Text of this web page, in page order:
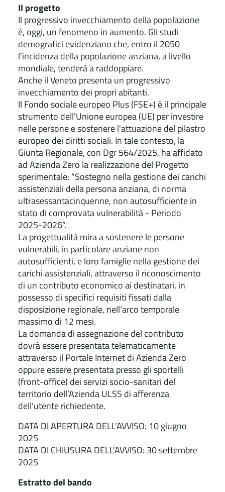
Il progetto
Il progressivo invecchiamento della popolazione
è, oggi, un fenomeno in aumento. Gli studi
demografici evidenziano che, entro il 2050
l’incidenza della popolazione anziana, a livello
mondiale, tenderà a raddoppiare.
Anche il Veneto presenta un progressivo
invecchiamento dei propri abitanti.
Il Fondo sociale europeo Plus (FSE+) è il principale
strumento dell'Unione europea (UE) per investire
nelle persone e sostenere l'attuazione del pilastro
europeo dei diritti sociali. In tale contesto, la
Giunta Regionale, con Dgr 564/2025, ha affidato
ad Azienda Zero la realizzazione del Progetto
sperimentale: “Sostegno nella gestione dei carichi
assistenziali della persona anziana, di norma
ultrasessantacinquenne, non autosufficiente in
stato di comprovata vulnerabilità - Periodo
2025-2026”.
La progettualità mira a sostenere le persone
vulnerabili, in particolare anziane non
autosufficienti, e loro famiglie nella gestione dei
carichi assistenziali, attraverso il riconoscimento
di un contributo economico ai destinatari, in
possesso di specifici requisiti fissati dalla
disposizione regionale, nell’arco temporale
massimo di 12 mesi.
La domanda di assegnazione del contributo
dovrà essere presentata telematicamente
attraverso il Portale Internet di Azienda Zero
oppure essere presentata presso gli sportelli
(front-office) dei servizi socio-sanitari del
territorio dell’Azienda ULSS di afferenza
dell’utente richiedente.
DATA DI APERTURA DELL’AVVISO: 10 giugno
2025
DATA DI CHIUSURA DELL’AVVISO: 30 settembre
2025
Estratto del bando